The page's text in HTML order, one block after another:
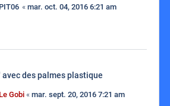
PIT06 « mar. oct. 04, 2016 6:21 am
avec des palmes plastique
Le Gobi « mar. sept. 20, 2016 7:21 am